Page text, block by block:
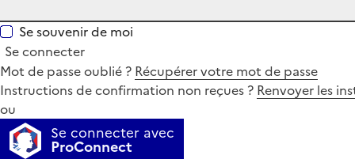
Se souvenir de moi
Se connecter
Mot de passe oublié ? Récupérer votre mot de passe
Instructions de confirmation non reçues ? Renvoyer les
ou
Se connecter avec
ProConnect